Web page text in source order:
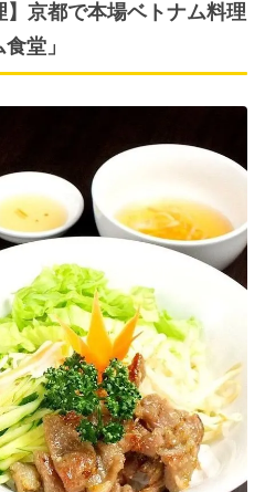
京都で本場ベトナム料理
堂」